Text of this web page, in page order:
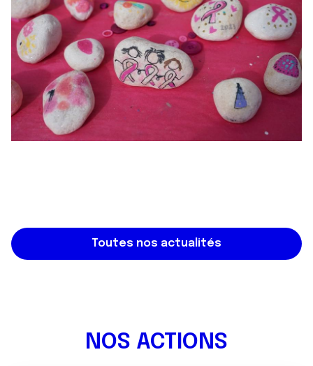
Toutes nos actualités
NOS ACTIONS